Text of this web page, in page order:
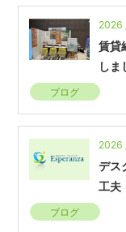
2026
賃貸
しま
ブログ
2026
デス
工夫
ブログ